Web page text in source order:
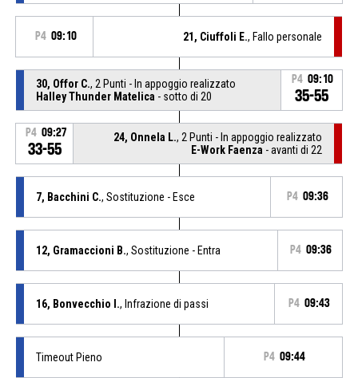
P4 09:10 21, Ciuffoli E., Fallo personale
30, Offor C., 2 Punti - In appoggio realizzato
Halley Thunder Matelica - sotto di 20
P4 09:10
35-55
P4 09:27
33-55
24, Onnela L., 2 Punti - In appoggio realizzato
E-Work Faenza - avanti di 22
7, Bacchini C., Sostituzione - Esce P4 09:36
12, Gramaccioni B., Sostituzione - Entra P4 09:36
16, Bonvecchio I., Infrazione di passi P4 09:43
Timeout Pieno P4 09:44